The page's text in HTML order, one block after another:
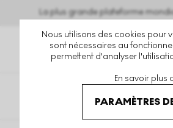
Nous utilisons des cookies pour
sont nécessaires au
permettent d'analyser
En savoir plus
PARAMÈTRES
La plus grande plateforme